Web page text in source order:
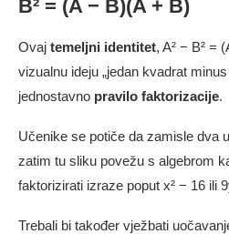
B² = (A − B)(A + B)
Ovaj temeljni identitet, A² − B² =
vizualnu ideju „jedan kvadrat
jednostavno pravilo faktorizacije.
Učenike se potiče da zamisle dva
zatim tu sliku povežu s algebrom
faktorizirati izraze poput x² − 16 ili
Trebali bi također vježbati